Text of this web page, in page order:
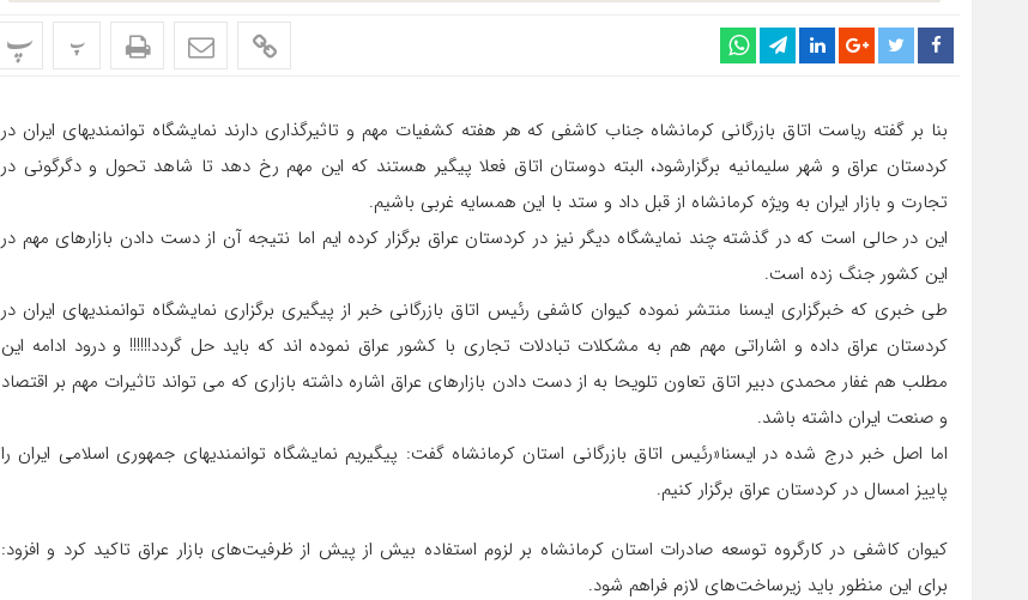
پ پ
بنا بر گفته ریاست اتاق بازرگانی کرمانشاه جناب کاشفی که هر هفته کشفیات مهم و تاثیرگذاری دارند نمایشگاه توانمندیهای ایران در
کردستان عراق و شهر سلیمانیه برگزارشود، البته دوستان اتاق فعلا پیگیر هستند که این مهم رخ دهد تا شاهد تحول و دگرگونی در
تجارت و بازار ایران به ویژه کرمانشاه از قبل داد و ستد با این همسایه غربی باشیم.
این در حالی است که در گذشته چند نمایشگاه دیگر نیز در کردستان عراق برگزار کرده ایم اما نتیجه آن از دست دادن بازارهای مهم در
این کشور جنگ زده است.
طی خبری که خبرگزاری ایسنا منتشر نموده کیوان کاشفی رئیس اتاق بازرگانی خبر از پیگیری برگزاری نمایشگاه توانمندیهای ایران در
کردستان عراق داده و اشاراتی مهم هم به مشکلات تبادلات تجاری با کشور عراق نموده اند که باید حل گردد!!!!!! و درود ادامه این
مطلب هم غفار محمدی دبیر اتاق تعاون تلویحا به از دست دادن بازارهای عراق اشاره داشته بازاری که می تواند تاثیرات مهم بر اقتصاد
و صنعت ایران داشته باشد.
اما اصل خبر درج شده در ایسنا«رئیس اتاق بازرگانی استان کرمانشاه گفت: پیگیریم نمایشگاه توانمندیهای جمهوری اسلامی ایران را
پاییز امسال در کردستان عراق برگزار کنیم.
کیوان کاشفی در کارگروه توسعه صادرات استان کرمانشاه بر لزوم استفاده بیش از پیش از ظرفیت‌های بازار عراق تاکید کرد و افزود:
برای این منظور باید زیرساخت‌های لازم فراهم شود.